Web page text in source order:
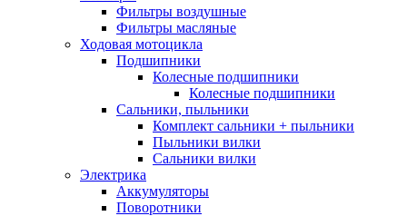
Фильтры воздушные
Фильтры масляные
Ходовая мотоцикла
Подшипники
Колесные подшипники
Колесные подшипники
Сальники, пыльники
Комплект сальники + пыльники
Пыльники вилки
Сальники вилки
Электрика
Аккумуляторы
Поворотники